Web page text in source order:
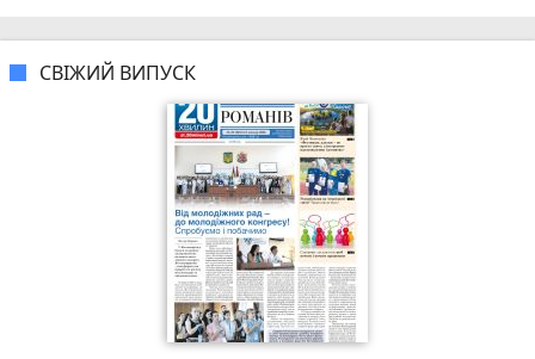
СВІЖИЙ ВИПУСК